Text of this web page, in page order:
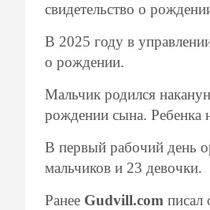
свидетельство о
В 2025 году в
о рождении.
Мальчик родился
рождении сына. Ребенка
В первый рабочий день
мальчиков и 23 девочки.
Ранее Gudvill.com писал